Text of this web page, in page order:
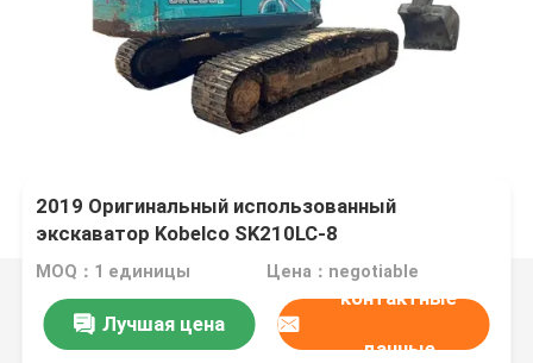
2019 Оригинальный использованный
экскаватор Kobelco SK210LC-8
MOQ：1 единицы Цена：negotiable
Лучшая цена
контактные
данные